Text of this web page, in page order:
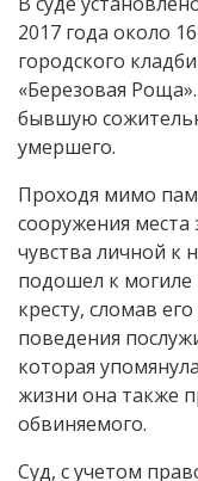
2017 года около
городского
«Березовая
бывшую
умершего.
Проходя мимо
сооружения места
чувства личной к
подошел к могиле
кресту, сломав
поведения
которая
жизни она также
обвиняемого.
Суд, с учетом